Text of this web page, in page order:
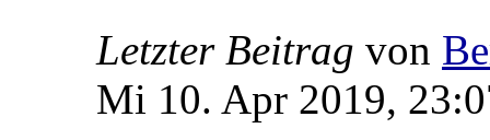
Letzter Beitrag von
Mi 10. Apr 2019,